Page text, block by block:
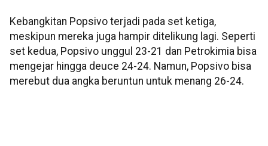
Kebangkitan Popsivo terjadi pada set ketiga,
meskipun mereka juga hampir ditelikung lagi. Seperti
set kedua, Popsivo unggul 23-21 dan Petrokimia bisa
mengejar hingga deuce 24-24. Namun, Popsivo bisa
merebut dua angka beruntun untuk menang 26-24.